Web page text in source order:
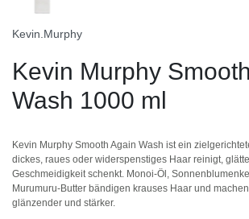
Kevin.Murphy
Kevin Murphy
Wash 1000 ml
Kevin Murphy Smooth Again Wash ist ein
dickes, raues oder widerspenstiges Haar reinigt,
Geschmeidigkeit schenkt. Monoi-Öl,
Murumuru-Butter bändigen krauses Haar und machen
glänzender und stärker.